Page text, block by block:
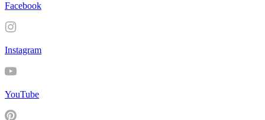
Facebook
Instagram
YouTube